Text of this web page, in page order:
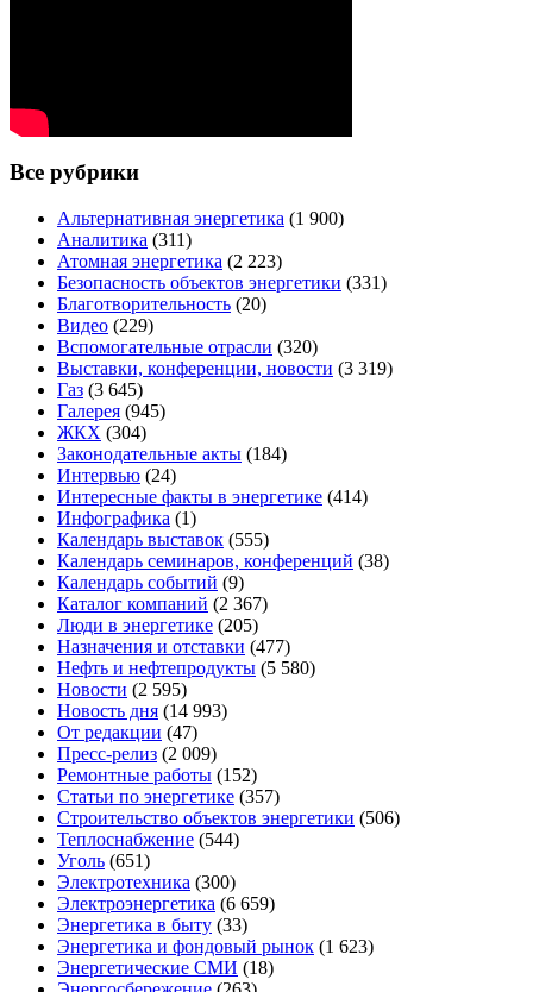
Все рубрики
Альтернативная энергетика (1 900)
Аналитика (311)
Атомная энергетика (2 223)
Безопасность объектов энергетики (331)
Благотворительность (20)
Видео (229)
Вспомогательные отрасли (320)
Выставки, конференции, новости (3 319)
Газ (3 645)
Галерея (945)
ЖКХ (304)
Законодательные акты (184)
Интервью (24)
Интересные факты в энергетике (414)
Инфографика (1)
Календарь выставок (555)
Календарь семинаров, конференций (38)
Календарь событий (9)
Каталог компаний (2 367)
Люди в энергетике (205)
Назначения и отставки (477)
Нефть и нефтепродукты (5 580)
Новости (2 595)
Новость дня (14 993)
От редакции (47)
Пресс-релиз (2 009)
Ремонтные работы (152)
Статьи по энергетике (357)
Строительство объектов энергетики (506)
Теплоснабжение (544)
Уголь (651)
Электротехника (300)
Электроэнергетика (6 659)
Энергетика в быту (33)
Энергетика и фондовый рынок (1 623)
Энергетические СМИ (18)